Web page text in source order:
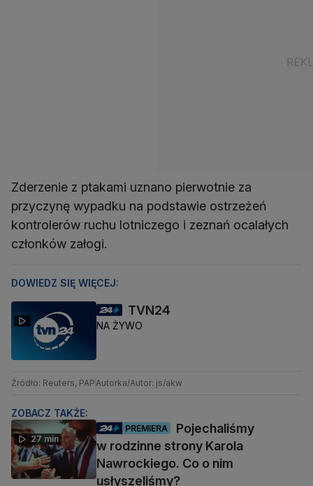
Zderzenie z ptakami uznano pierwotnie za
przyczynę wypadku na podstawie ostrzeżeń
kontrolerów ruchu lotniczego i zeznań ocalałych
członków załogi.
DOWIEDZ SIĘ WIĘCEJ:
TVN24
NA ŻYWO
Źródło: Reuters, PAPAutorka/Autor: js/akw
ZOBACZ TAKŻE:
27 min
PREMIERA
Pojechaliśmy
w rodzinne strony Karola
Nawrockiego. Co o nim
usłyszeliśmy?